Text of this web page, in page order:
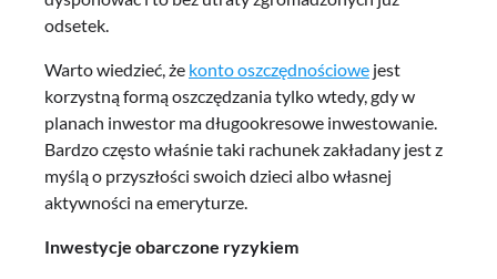
odsetek.
Warto wiedzieć, że konto oszczędnościowe jest
korzystną formą oszczędzania tylko wtedy, gdy w
planach inwestor ma długookresowe inwestowanie.
Bardzo często właśnie taki rachunek zakładany jest z
myślą o przyszłości swoich dzieci albo własnej
aktywności na emeryturze.
Inwestycje obarczone ryzykiem